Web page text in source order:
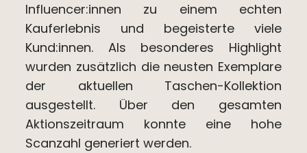
Influencer:innen zu einem echten
Kauferlebnis und begeisterte viele
Kund:innen. Als besonderes Highlight
wurden zusätzlich die neusten Exemplare
der aktuellen Taschen-Kollektion
ausgestellt. Über den gesamten
Aktionszeitraum konnte eine hohe
Scanzahl generiert werden.